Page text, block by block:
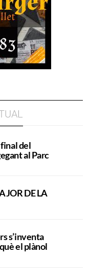
del
al Parc
DE LA
s’inventa
el plànol